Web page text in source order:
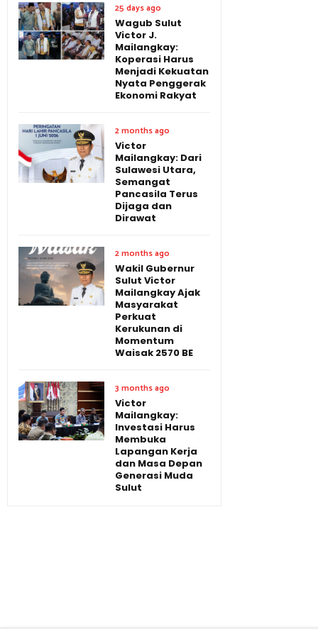
25 days ago
Wagub Sulut
Victor J.
Mailangkay:
Koperasi Harus
Menjadi Kekuatan
Nyata Penggerak
Ekonomi Rakyat
2 months ago
Victor
Mailangkay: Dari
Sulawesi Utara,
Semangat
Pancasila Terus
Dijaga dan
Dirawat
2 months ago
Wakil Gubernur
Sulut Victor
Mailangkay Ajak
Masyarakat
Perkuat
Kerukunan di
Momentum
Waisak 2570 BE
3 months ago
Victor
Mailangkay:
Investasi Harus
Membuka
Lapangan Kerja
dan Masa Depan
Generasi Muda
Sulut